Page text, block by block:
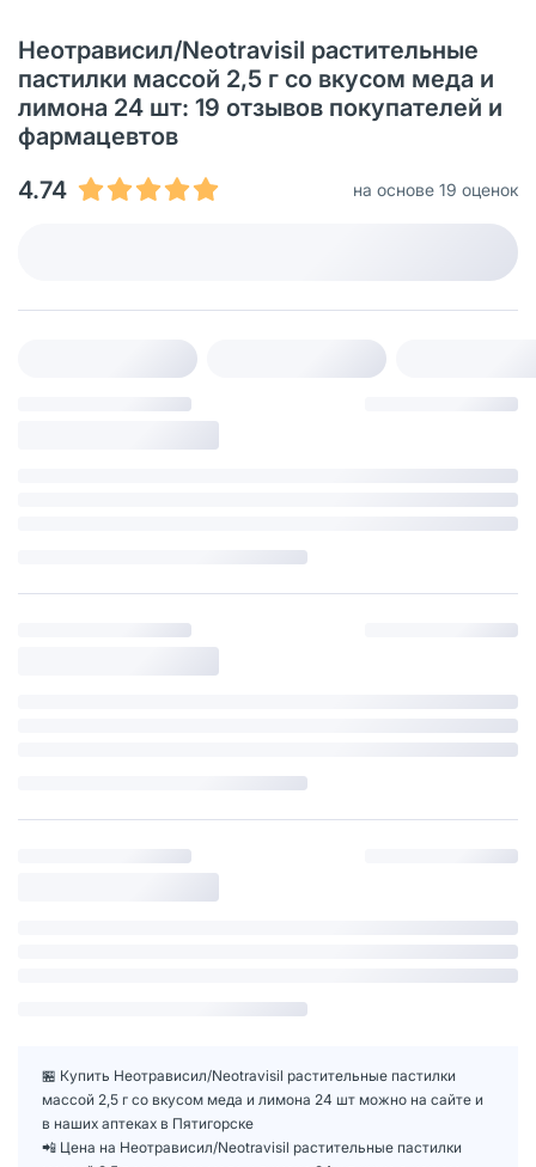
Неотрависил/Neotravisil растительные
пастилки массой 2,5 г со вкусом меда и
лимона 24 шт: 19 отзывов покупателей и
фармацевтов
4.74
на основе 19 оценок
🏪 Купить Неотрависил/Neotravisil растительные пастилки
массой 2,5 г со вкусом меда и лимона 24 шт можно на сайте и
в наших аптеках в Пятигорске
📲 Цена на Неотрависил/Neotravisil растительные пастилки